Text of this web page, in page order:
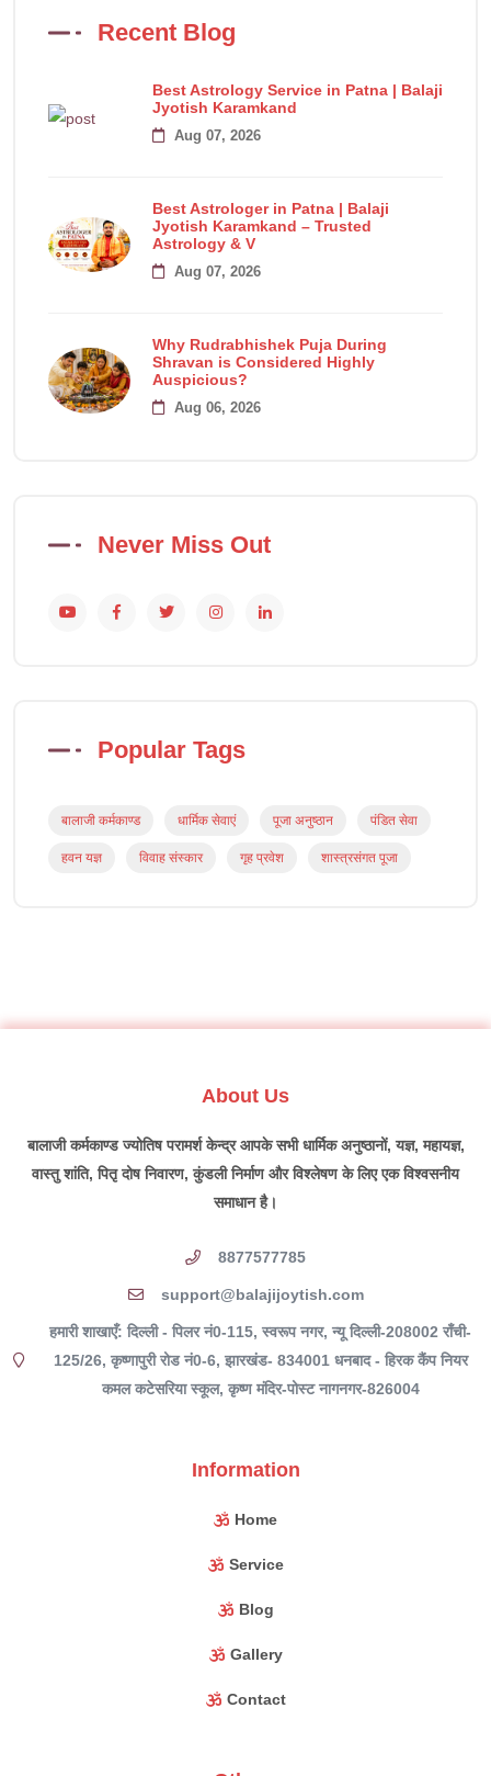
Recent Blog
Best Astrology Service in Patna | Balaji
Jyotish Karamkand
Aug 07, 2026
Best Astrologer in Patna | Balaji
Jyotish Karamkand – Trusted
Astrology & V
Aug 07, 2026
Why Rudrabhishek Puja During
Shravan is Considered Highly
Auspicious?
Aug 06, 2026
Never Miss Out
Popular Tags
बालाजी कर्मकाण्ड धार्मिक सेवाएं पूजा अनुष्ठान पंडित सेवा
हवन यज्ञ विवाह संस्कार गृह प्रवेश शास्त्रसंगत पूजा
About Us
बालाजी कर्मकाण्ड ज्योतिष परामर्श केन्द्र आपके सभी धार्मिक अनुष्ठानों, यज्ञ, महायज्ञ,
वास्तु शांति, पितृ दोष निवारण, कुंडली निर्माण और विश्लेषण के लिए एक विश्वसनीय
समाधान है।
8877577785
support@balajijoytish.com
हमारी शाखाएँ: दिल्ली - पिलर नं0-115, स्वरूप नगर, न्यू दिल्ली-208002 राँची-
125/26, कृष्णापुरी रोड नं0-6, झारखंड- 834001 धनबाद - हिरक कैंप नियर
कमल कटेसरिया स्कूल, कृष्ण मंदिर-पोस्ट नागनगर-826004
Information
Home
Service
Blog
Gallery
Contact